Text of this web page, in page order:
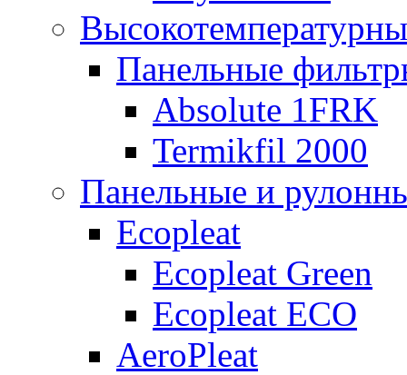
Панельные
Absolute 1FRK
Termikfil 2000
Панельные и
Ecopleat
Ecopleat Green
Ecopleat ECO
AeroPleat